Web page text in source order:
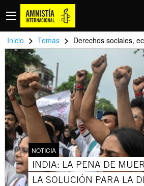
Inicio > Temas > Derechos sociales,
NOTICIA
INDIA: LA PENA DE
LA SOLUCIÓN PARA LA